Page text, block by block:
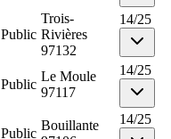
Public
Trois-
Rivières
97132
14/25
Public
Le Moule
97117
14/25
Public
Bouillante
14/25